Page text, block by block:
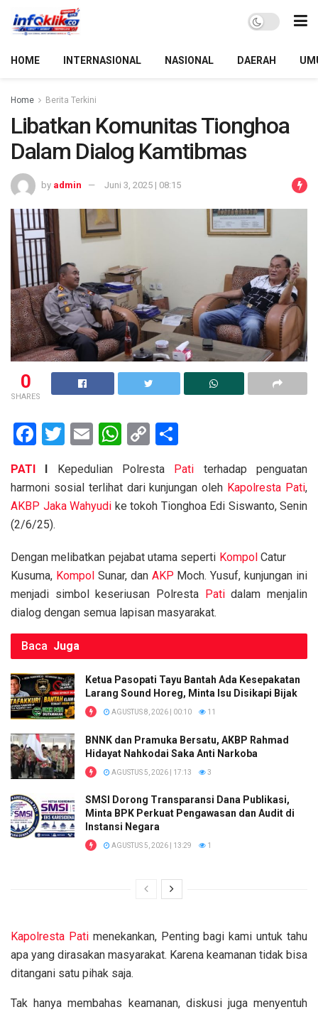
HOME INTERNASIONAL NASIONAL DAERAH
Home Berita Terkini
Libatkan Komunitas Tionghoa
Dalam Dialog Kamtibmas
by admin Juni 3, 2025 | 08:15
0
SHARES
F
ce
b
o
o
k
T
tt
er
E
ail
W
at
s
p
p
C
py
Li
k
ar
e
PATI Kepedulian Polresta Pati terhadap penguatan
harmoni sosial terlihat dari kunjungan oleh Kapolresta Pati,
AKBP Jaka Wahyudi ke tokoh Tionghoa Edi Siswanto, Senin
(2/6/25).
Dengan melibatkan pejabat utama seperti Kompol Catur
Kusuma, Kompol Sunar, dan AKP Moch. Yusuf, kunjungan ini
menjadi simbol keseriusan Polresta
Patidalam menjalin
dialog dengan semua lapisan masyarakat.
Baca Juga
Ketua Pasopati Tayu Bantah Ada Kesepakatan
Larang Sound Horeg, Minta Isu Disikapi Bijak
AGUSTUS 8, 2026 | 00:10 11
BNNK dan Pramuka Bersatu, AKBP Rahmad
Hidayat Nahkodai Saka Anti Narkoba
AGUSTUS 5, 2026 | 17:13 3
SMSI Dorong Transparansi Dana Publikasi,
Minta BPK Perkuat Pengawasan dan Audit di
Instansi Negara
AGUSTUS 5, 2026 | 13:29 1
Kapolresta Patimenekankan, Penting bagi kami untuk tahu
apa yang dirasakan masyarakat. Karena keamanan tidak bisa
ditangani satu pihak saja.
Tak hanya membahas keamanan, diskusi juga menyentuh